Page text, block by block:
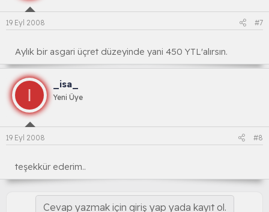
19 Eyl 2008 #7
Aylık bir asgari üçret düzeyinde yani 450 YTL'alırsın.
I
_isa_
Yeni Üye
19 Eyl 2008 #8
teşekkür ederim..
Cevap yazmak için giriş yap yada kayıt ol.